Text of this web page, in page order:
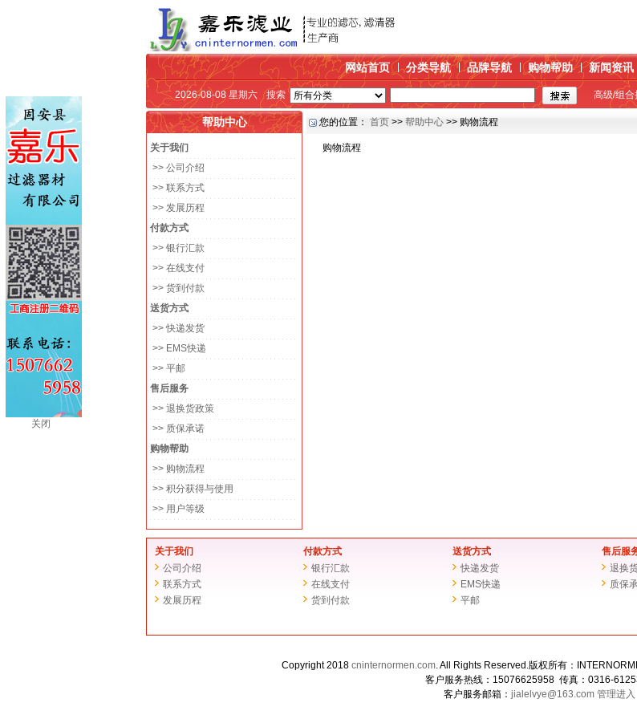
网站首页 分类导航 品牌导航 购物帮助 新闻资讯
2026-08-08 星期六 搜索 高级/组合
关闭
帮助中心
关于我们
>> 公司介绍
>> 联系方式
>> 发展历程
付款方式
>> 银行汇款
>> 在线支付
>> 货到付款
送货方式
>> 快递发货
>> EMS快递
>> 平邮
售后服务
>> 退换货政策
>> 质保承诺
购物帮助
>> 购物流程
>> 积分获得与使用
>> 用户等级
您的位置： 首页 >> 帮助中心 >> 购物流程
购物流程
关于我们
公司介绍
联系方式
发展历程
付款方式
银行汇款
在线支付
货到付款
送货方式
快递发货
EMS快递
平邮
售后服
退换
质保
Copyright 2018 cninternormen.com. All Rights Reserved.版权所有：
客户服务热线：15076625958 传真：0316-
客户服务邮箱： jialelvye@163.com 管理进入